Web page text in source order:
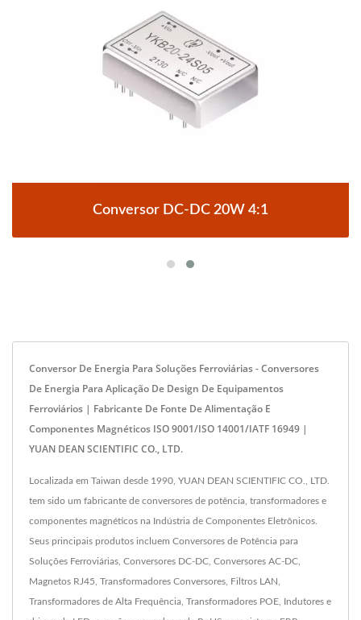
Conversor DC-DC 20W 4:1
Conversor De Energia Para Soluções Ferroviárias - Conversores
De Energia Para Aplicação De Design De Equipamentos
Ferroviários | Fabricante De Fonte De Alimentação E
Componentes Magnéticos ISO 9001/ISO 14001/IATF 16949 |
YUAN DEAN SCIENTIFIC CO., LTD.
Localizada em Taiwan desde 1990, YUAN DEAN SCIENTIFIC CO., LTD.
tem sido um fabricante de conversores de potência, transformadores e
componentes magnéticos na Indústria de Componentes Eletrônicos.
Seus principais produtos incluem Conversores de Potência para
Soluções Ferroviárias, Conversores DC-DC, Conversores AC-DC,
Magnetos RJ45, Transformadores Conversores, Filtros LAN,
Transformadores de Alta Frequência, Transformadores POE, Indutores e